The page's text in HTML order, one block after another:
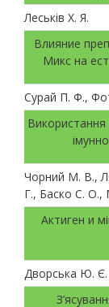
Леськів Х. Я.
Влияние
Микс на
Сурай П. Ф.,
Використання
Чорний М. В.,
Г., Баско С.
Актиген и
Дворська Ю. Є.